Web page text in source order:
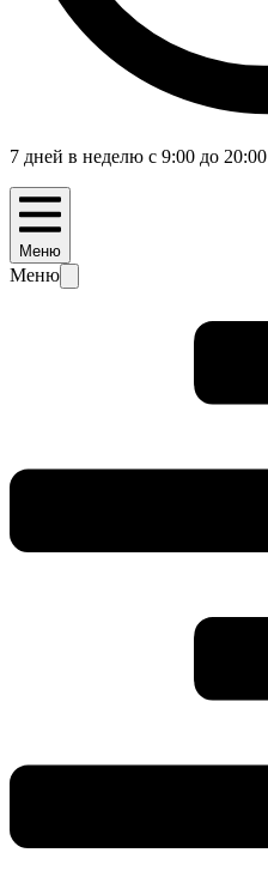
7 дней в неделю с 9:00 до 20:00
Меню
Меню